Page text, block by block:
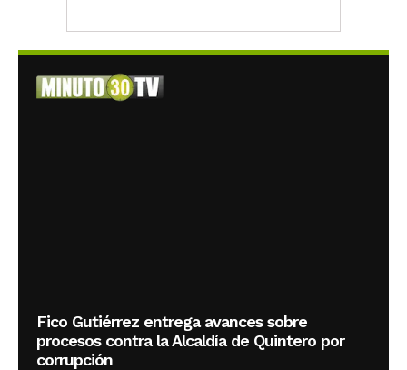
Fico Gutiérrez entrega avances sobre
procesos contra la Alcaldía de Quintero por
corrupción